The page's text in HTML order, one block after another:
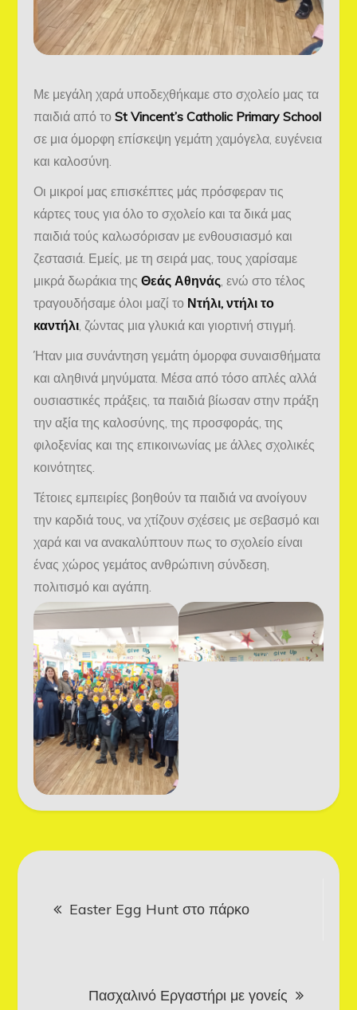
Με μεγάλη χαρά υποδεχθήκαμε στο σχολείο μας τα
παιδιά από τοSt Vincent’s Catholic Primary School
σε μια όμορφη επίσκεψη γεμάτη χαμόγελα, ευγένεια
και καλοσύνη.
Οι μικροί μας επισκέπτες μάς πρόσφεραν τις
κάρτες τους για όλο το σχολείο και τα δικά μας
παιδιά τούς καλωσόρισαν με ενθουσιασμό και
ζεστασιά. Εμείς, με τη σειρά μας, τους χαρίσαμε
μικρά δωράκια τηςΘεάς Αθηνάς , ενώ στο τέλος
τραγουδήσαμε όλοι μαζί το Ντήλι, ντήλι το
καντήλι , ζώντας μια γλυκιά και γιορτινή στιγμή.
Ήταν μια συνάντηση γεμάτη όμορφα συναισθήματα
και αληθινά μηνύματα. Μέσα από τόσο απλές αλλά
ουσιαστικές πράξεις, τα παιδιά βίωσαν στην πράξη
την αξία της καλοσύνης, της προσφοράς, της
φιλοξενίας και της επικοινωνίας με άλλες σχολικές
κοινότητες.
Τέτοιες εμπειρίες βοηθούν τα παιδιά να ανοίγουν
την καρδιά τους, να χτίζουν σχέσεις με σεβασμό και
χαρά και να ανακαλύπτουν πως το σχολείο είναι
ένας χώρος γεμάτος ανθρώπινη σύνδεση,
πολιτισμό και αγάπη.
navigation
Easter Egg Hunt στο πάρκο
Πασχαλινό Εργαστήρι με γονείς